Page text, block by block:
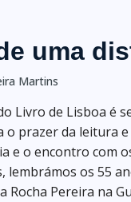
uma
Martins
Livro de Lisboa é
o prazer da leitura
e o encontro com
lembrámos os 55
Rocha Pereira na